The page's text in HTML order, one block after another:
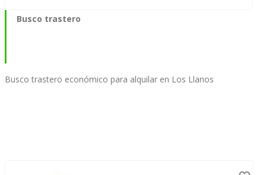
Busco trastero
Busco trastero económico para alquilar en Los Llanos